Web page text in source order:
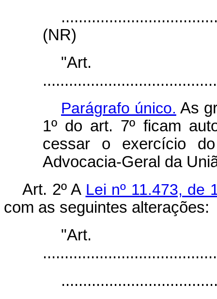
(NR)
Parágrafo único. As
1º do art. 7º ficam
cessar o exercício
Advocacia-Geral da
Art. 2º A Lei nº 11.473, de
com as seguintes alterações: